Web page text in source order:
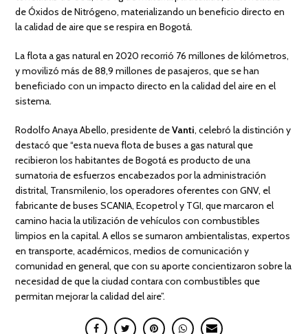
de Óxidos de Nitrógeno, materializando un beneficio directo en
la calidad de aire que se respira en Bogotá.
La flota a gas natural en 2020 recorrió 76 millones de kilómetros,
y movilizó más de 88,9 millones de pasajeros, que se han
beneficiado con un impacto directo en la calidad del aire en el
sistema.
Rodolfo Anaya Abello, presidente deVanti, celebró la distinción y
destacó que “esta nueva flota de buses a gas natural que
recibieron los habitantes de Bogotá es producto de una
sumatoria de esfuerzos encabezados por la administración
distrital, Transmilenio, los operadores oferentes con GNV, el
fabricante de buses SCANIA, Ecopetrol y TGI, que marcaron el
camino hacia la utilización de vehículos con combustibles
limpios en la capital. A ellos se sumaron ambientalistas, expertos
en transporte, académicos, medios de comunicación y
comunidad en general, que con su aporte concientizaron sobre la
necesidad de que la ciudad contara con combustibles que
permitan mejorar la calidad del aire”.